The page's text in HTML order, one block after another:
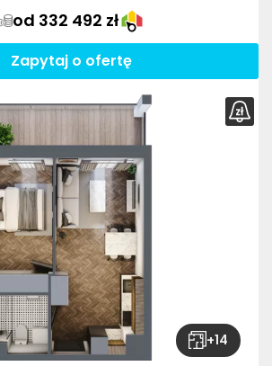
od 332 492 zł
Zapytaj o ofertę
+14